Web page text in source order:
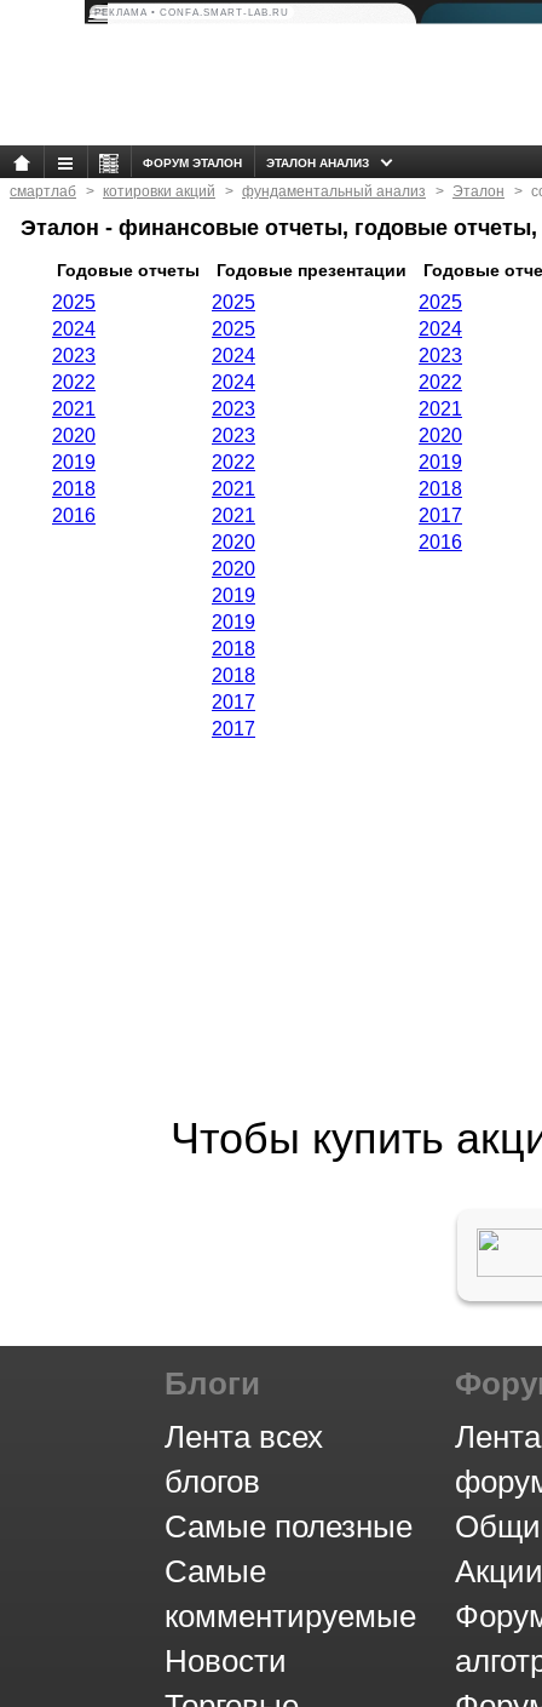
РЕКЛАМА • CONFA.SMART-LAB.RU
ФОРУМ ЭТАЛОН ЭТАЛОН АНАЛИЗ
смартлаб котировки акций фундаментальный анализ Эталон
Эталон - финансовые отчеты, годовые
Годовые отчеты
2025
2024
2023
2022
2021
2020
2019
2018
2016
Годовые презентации
2025
2025
2024
2024
2023
2023
2022
2021
2021
2020
2020
2019
2019
2018
2018
2017
2017
Годовые
2025
2024
2023
2022
2021
2020
2019
2018
2017
2016
Чтобы купить
Блоги
Лента всех
блогов
Самые полезные
Самые
комментируемые
Новости
Акции